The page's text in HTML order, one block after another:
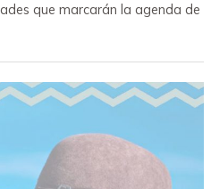
que marcarán la agenda de